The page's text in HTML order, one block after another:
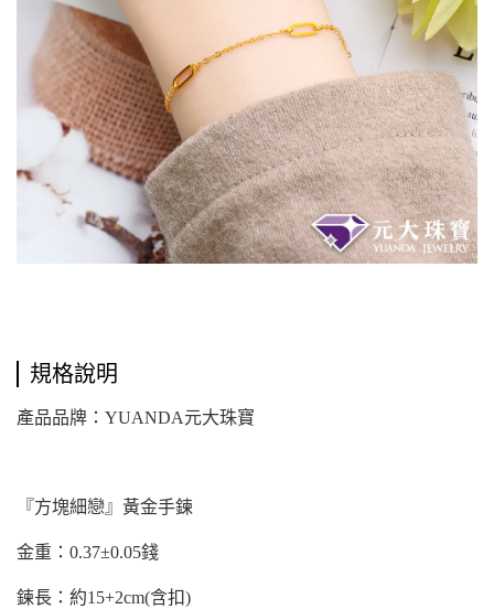
規格說明
產品品牌：YUANDA元大珠寶
『方塊細戀』黃金手鍊
金重：0.37±0.05錢
鍊長：約15+2cm(含扣)